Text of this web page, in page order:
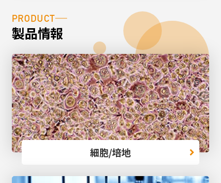
PRODUCT
製品情報
細胞/培地